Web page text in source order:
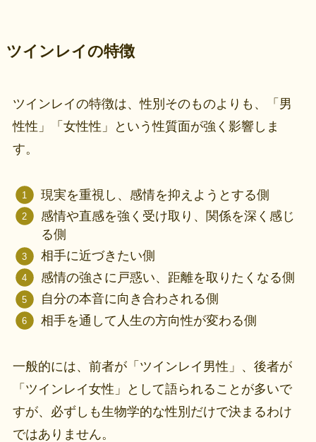
ツインレイの特徴
ツインレイの特徴は、性別そのものよりも、「男
性性」「女性性」という性質面が強く影響しま
す。
現実を重視し、感情を抑えようとする側
感情や直感を強く受け取り、関係を深く感じ
る側
相手に近づきたい側
感情の強さに戸惑い、距離を取りたくなる側
自分の本音に向き合わされる側
相手を通して人生の方向性が変わる側
一般的には、前者が「ツインレイ男性」、後者が
「ツインレイ女性」として語られることが多いで
すが、必ずしも生物学的な性別だけで決まるわけ
ではありません。